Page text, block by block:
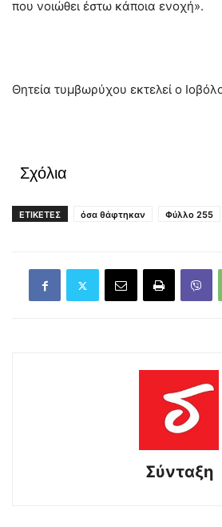
που νοιώθει έστω κάποια ενοχή».
Θητεία τυμβωρύχου εκτελεί ο
Σχόλια
ΕΤΙΚΕΤΕΣ όσα θάφτηκαν Φύλλο 255
Σύνταξη